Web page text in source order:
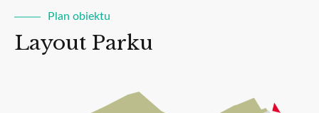
Plan obiektu
Layout Parku